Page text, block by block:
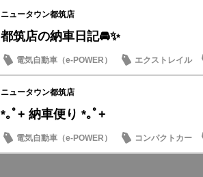
ニュータウン都筑店
都筑店の納車日記🚘✨
電気自動車（e-POWER） エクストレイル
ニュータウン都筑店
*｡ﾟ+ 納車便り *｡ﾟ+
電気自動車（e-POWER） コンパクトカー